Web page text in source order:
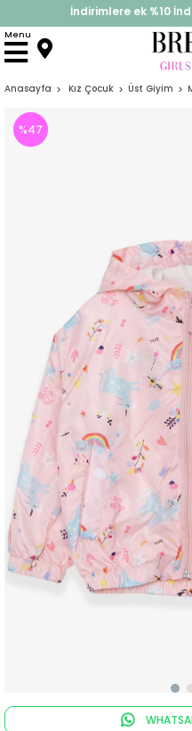
%30 Sepette
İndirimlere ek %10
Menu
Anasayfa Kız Çocuk Üst Giyim
%47